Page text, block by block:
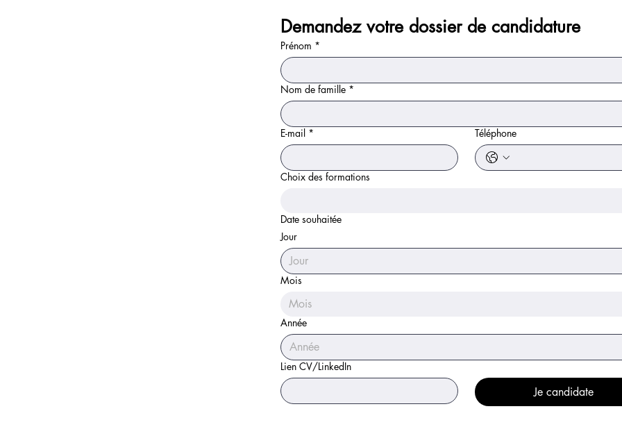
Demandez votre dossier de candidature
Prénom *
Nom de famille *
E-mail * Téléphone
Choix des formations
Date souhaitée
Jour
Mois
Mois
Année
Lien CV/LinkedIn
Je candidate